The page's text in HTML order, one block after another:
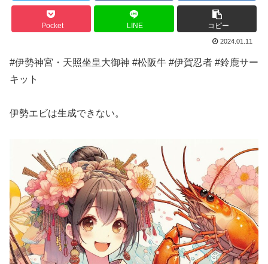
Pocket LINE コピー
2024.01.11
#伊勢神宮・天照坐皇大御神 #松阪牛 #伊賀忍者 #鈴鹿サー
キット
伊勢エビは生成できない。